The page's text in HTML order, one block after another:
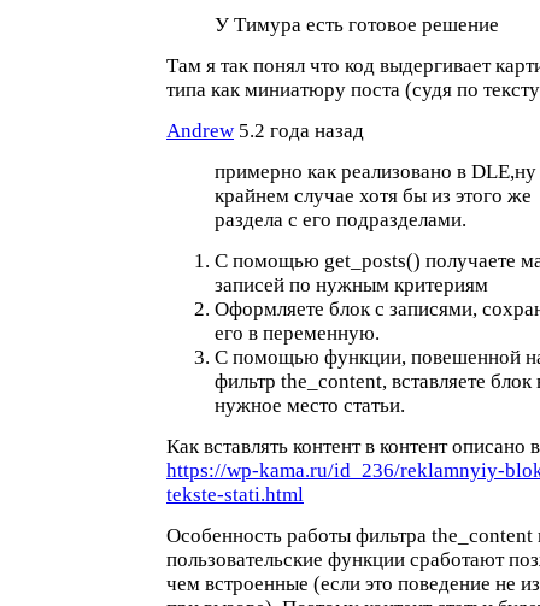
У Тимура есть готовое решение
Там я так понял что код выдергивает
типа как миниатюру поста (судя по
Andrew 5.2 года назад
примерно как реализовано в DLE,ну
крайнем случае хотя бы из этого же
раздела с его подразделами.
С помощью get_posts() получаете
записей по нужным критериям
Оформляете блок с записями,
его в переменную.
С помощью функции, повешенной
фильтр the_content, вставляете блок
нужное место статьи.
Как вставлять контент в контент описано
https://wp-kama.ru/id_236/reklamnyiy-
tekste-stati.html
Особенность работы фильтра the_content
пользовательские функции сработают
чем встроенные (если это поведение не